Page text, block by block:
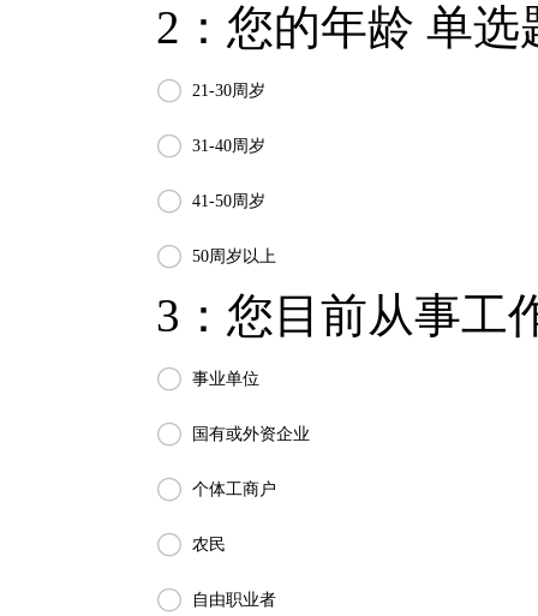
2：您的年龄 单选
 21-30周岁
 31-40周岁
 41-50周岁
 50周岁以上
3：您目前从事工
 事业单位
 国有或外资企业
 个体工商户
 农民
 自由职业者